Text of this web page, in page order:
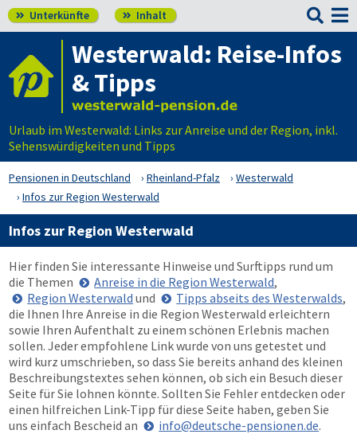
 Unterkünfte  Inhalt 
Westerwald: Reise-Infos
& Tipps
Urlaub im Westerwald: Links zur Anreise und der Region, inkl.
Sehenswürdigkeiten und Tipps
Pensionen in Deutschland Rheinland-Pfalz
Westerwald
Infos zur Region Westerwald
Infos zur Region Westerwald
Hier finden Sie interessante Hinweise und Surftipps rund um
die Themen
Anreise in die Region Westerwald,
Region Westerwald und Tipps abseits des Westerwalds,
die Ihnen Ihre Anreise in die Region Westerwald erleichtern
sowie Ihren Aufenthalt zu einem schönen Erlebnis machen
sollen. Jeder empfohlene Link wurde von uns getestet und
wird kurz umschrieben, so dass Sie bereits anhand des kleinen
Beschreibungstextes sehen können, ob sich ein Besuch dieser
Seite für Sie lohnen könnte. Sollten Sie Fehler entdecken oder
einen hilfreichen Link-Tipp für diese Seite haben, geben Sie
uns einfach Bescheid an
info@deutsche-pensionen.de.